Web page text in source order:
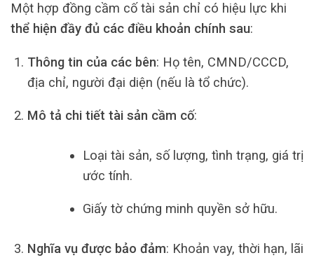
Một hợp đồng cầm cố tài sản chỉ có hiệu lực khi
thể hiện đầy đủ các điều khoản chính sau:
Thông tin của các bên: Họ tên, CMND/CCCD,
địa chỉ, người đại diện (nếu là tổ chức).
Mô tả chi tiết tài sản cầm cố:
Loại tài sản, số lượng, tình trạng, giá trị
ước tính.
Giấy tờ chứng minh quyền sở hữu.
Nghĩa vụ được bảo đảm: Khoản vay, thời hạn, lãi